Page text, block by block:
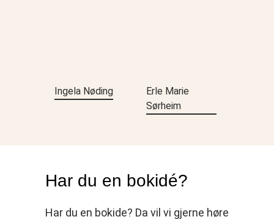
Ingela Nøding
Erle Marie
Sørheim
Har du en bokidé?
Har du en bokide? Da vil vi gjerne høre